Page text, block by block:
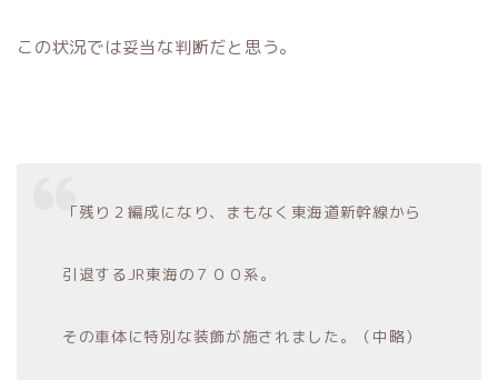
この状況では妥当な判断だと思う。
「残り２編成になり、まもなく東海道新幹線から
引退するJR東海の７００系。
その車体に特別な装飾が施されました。（中略）